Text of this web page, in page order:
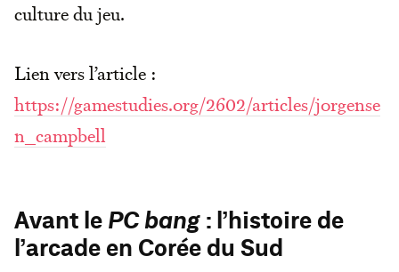
culture du jeu.
Lien vers l’article :
https://gamestudies.org/2602/articles/jorgense
n_campbell
Avant le PC bang: l’histoire de
l’arcade en Corée du Sud